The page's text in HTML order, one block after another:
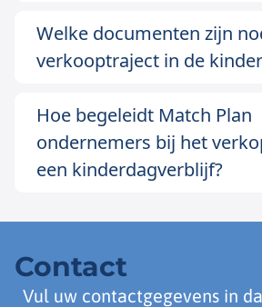
Welke documenten zijn
verkooptraject in de
Hoe begeleidt Match Plan
ondernemers bij het
een kinderdagverblijf?
Contact
Vul uw contactgegevens in